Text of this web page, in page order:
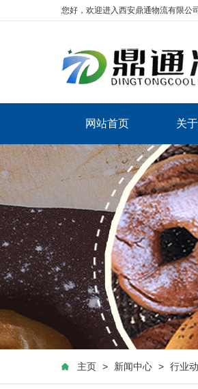
您好，欢迎进入西安鼎通物流有限公
网站首页 关
主页 > 新闻中心 > 行业